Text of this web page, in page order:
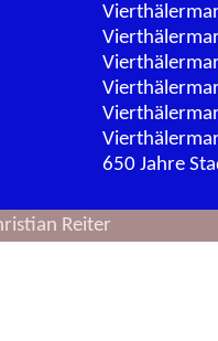
650 Jahre
Reiter